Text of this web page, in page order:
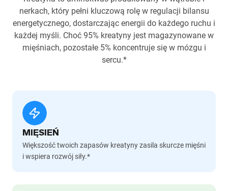
nerkach, który pełni kluczową rolę w regulacji bilansu
energetycznego, dostarczając energii do każdego ruchu i
każdej myśli. Choć 95% kreatyny jest magazynowane w
mięśniach, pozostałe 5% koncentruje się w mózgu i
sercu.*
MIĘSIEŃ
Większość twoich zapasów kreatyny zasila skurcze mięśni
i wspiera rozwój siły.*